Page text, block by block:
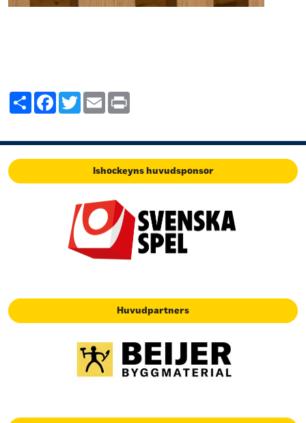
ShareFacebook
TwitterEmail
Ishockeyns huvudsponsor
Huvudpartners